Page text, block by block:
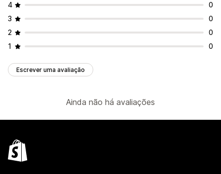
4
0
3
0
2
0
1
0
Escrever uma avaliação
Ainda não há avaliações